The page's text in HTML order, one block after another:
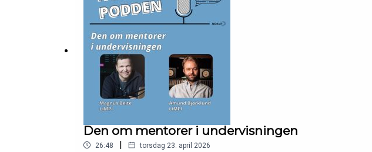
Den om mentorer i undervisningen
26:48 | torsdag 23. april 2026